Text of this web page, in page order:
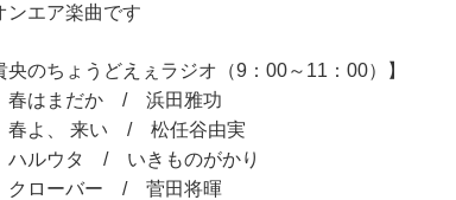
ンエア楽曲です
央のちょうどえぇラジオ（9：00～11：00）】
はまだか / 浜田雅功
よ、 来い / 松任谷由実
ルウタ / いきものがかり
ローバー / 菅田将暉